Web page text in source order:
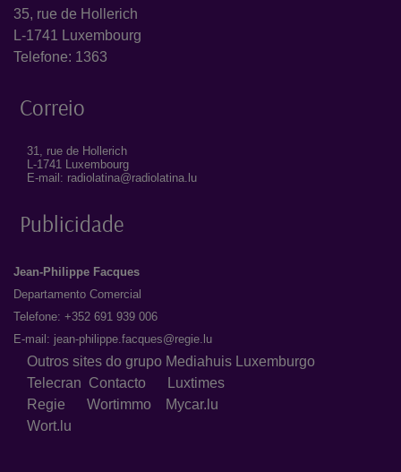
35, rue de Hollerich
L-1741 Luxembourg
Telefone: 1363
Correio
31, rue de Hollerich
L-1741 Luxembourg
E-mail: radiolatina@radiolatina.lu
Publicidade
Jean-Philippe Facques
Departamento Comercial
Telefone: +352 691 939 006
E-mail: jean-philippe.facques@regie.lu
Outros sites do grupo Mediahuis Luxemburgo
Telecran Contacto
Luxtimes
Regie Wortimmo
Mycar.lu
Wort.lu